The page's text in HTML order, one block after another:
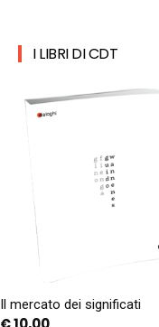
I LIBRI DI CDT
Il mercato dei significati